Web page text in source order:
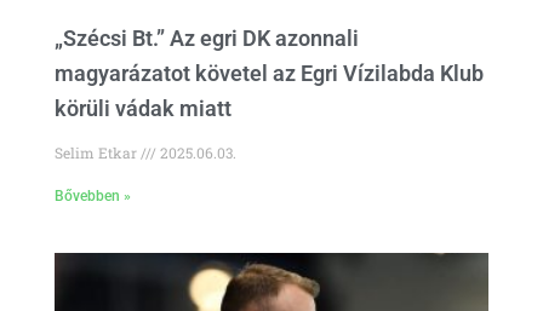
„Szécsi Bt.” Az egri DK azonnali
magyarázatot követel az Egri Vízilabda Klub
körüli vádak miatt
Selim Etkar 2025.06.03.
Bővebben »